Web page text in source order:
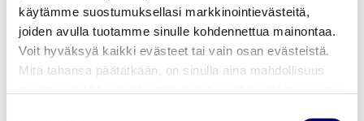
käytämme suostumuksellasi markkinointievästeitä,
joiden avulla tuotamme sinulle kohdennettua mainontaa.
Voit hyväksyä kaikki evästeet tai vain osan evästeistä.
Mitä tahansa päätätkään, on sinulla aina mahdollisuus
Leppäkoski Group tiedotti strategiamuutoksen
valmistelusta ja sen vaikutuksista toimintansa
painopisteisiin ensimmäisen kerran tammikuussa
2026. Tuolloin kerrottiin mahdollisista
omistusjärjestelyihin liittyvistä selvityksistä.
Pori Energia
SuomiAreenassa 23.–